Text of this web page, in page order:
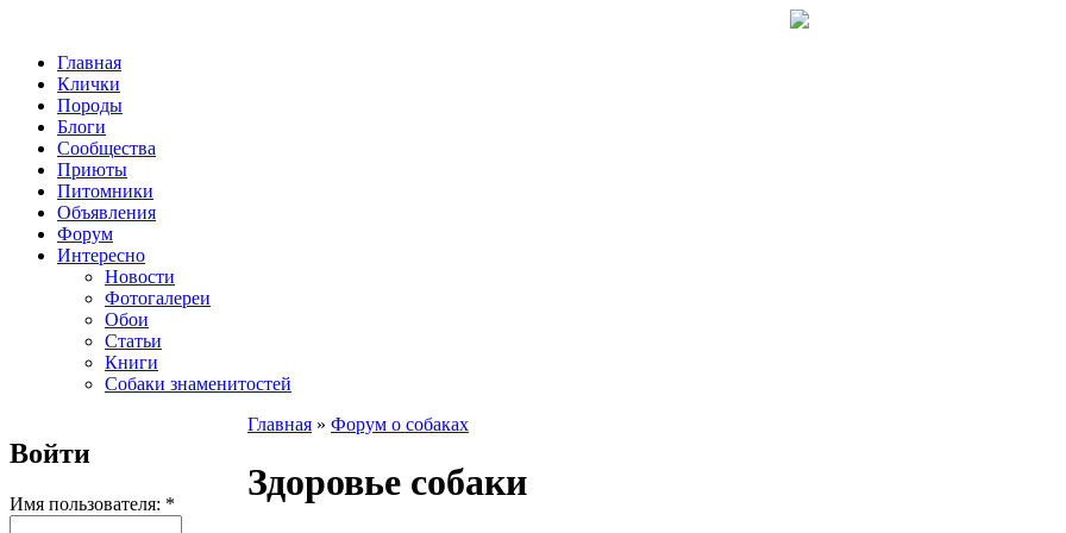
Главная
Клички
Породы
Блоги
Сообщества
Приюты
Питомники
Объявления
Форум
Интересно
Новости
Фотогалереи
Обои
Статьи
Книги
Собаки знаменитостей
Войти
Имя пользователя: *
Главная » Форум о собаках
Здоровье собаки